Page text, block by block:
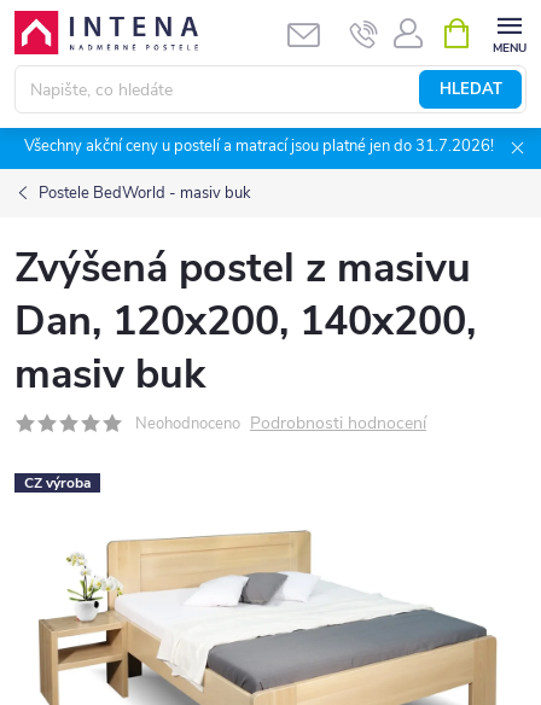
Přejít
obsah
HLEDAT
NÁKUPNÍ
KOŠÍK
Všechny akční ceny u postelí a matrací jsou platné jen do 31.7.2026!
Postele BedWorld - masiv buk
Zvýšená postel z masivu
Dan, 120x200, 140x200,
masiv buk
Neohodnoceno Podrobnosti hodnocení
CZ výroba